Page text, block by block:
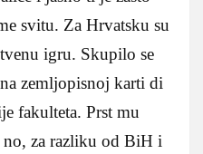
svitu. Za Hrvatsku su
igru. Skupilo se
zemljopisnoj karti di
fakulteta. Prst mu
no, za razliku od BiH i